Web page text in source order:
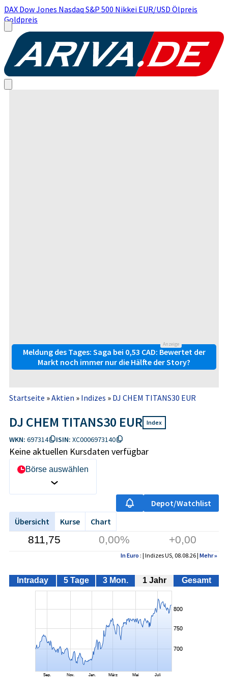
DAX Dow Jones Nasdaq S&P 500 Nikkei EUR/USD Ölpreis
Goldpreis
Anzeige
Meldung des Tages: Saga bei 0,53 CAD: Bewertet der
Markt noch immer nur die Hälfte der Story?
Startseite »Aktien » Indizes » DJ CHEM TITANS30 EUR
DJ CHEM TITANS30 EUR Index
WKN: 697314 ISIN: XC0006973140
Keine aktuellen Kursdaten verfügbar
Börse auswählen
Depot/Watchlist
Übersicht
Kurse Chart
811,75 0,00% +0,00
In Euro : | Indizes US, 08.08.26 | Mehr»
Intraday 5 Tage 3 Mon. 1 Jahr Gesamt